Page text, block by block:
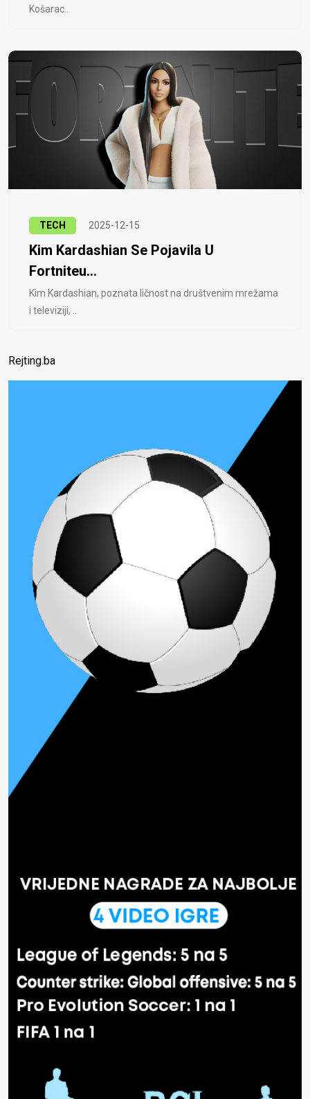
Košarac..
TECH 2025-12-15
Kim Kardashian Se Pojavila U
Fortniteu...
Kim Kardashian, poznata ličnost na društvenim mrežama
i televiziji, ..
Rejting.ba